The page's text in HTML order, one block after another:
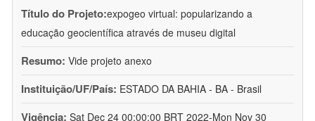
Título do Projeto:expogeo virtual: popularizando a
educação geocientífica através de museu digital
Resumo: Vide projeto anexo
Instituição/UF/País: ESTADO DA BAHIA - BA - Brasil
Vigência: Sat Dec 24 00:00:00 BRT 2022-Mon Nov 30